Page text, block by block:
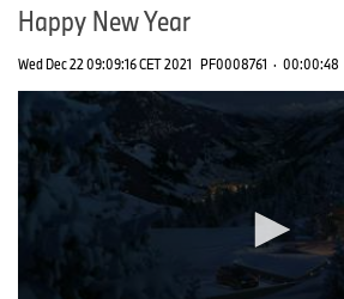
Happy New Year
Wed Dec 22 09:09:16 CET 2021 PF0008761 · 00:00:48